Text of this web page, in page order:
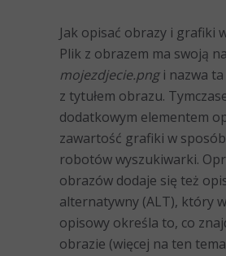
Jak opisać obrazy i grafiki
Plik z obrazem ma swoją
mojezdjecie.pngi nazwa ta
z tytułem obrazu.
dodatkowym elementem
zawartość grafiki w
robotów wyszukiwarki.
obrazów dodaje się też
alternatywny (ALT), który
opisowy określa to, co
obrazie (więcej na ten